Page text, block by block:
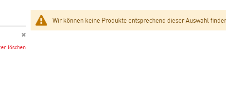
Wir können keine Produkte entsprechend dieser Auswahl
Diesen Artikel entfernen
löschen